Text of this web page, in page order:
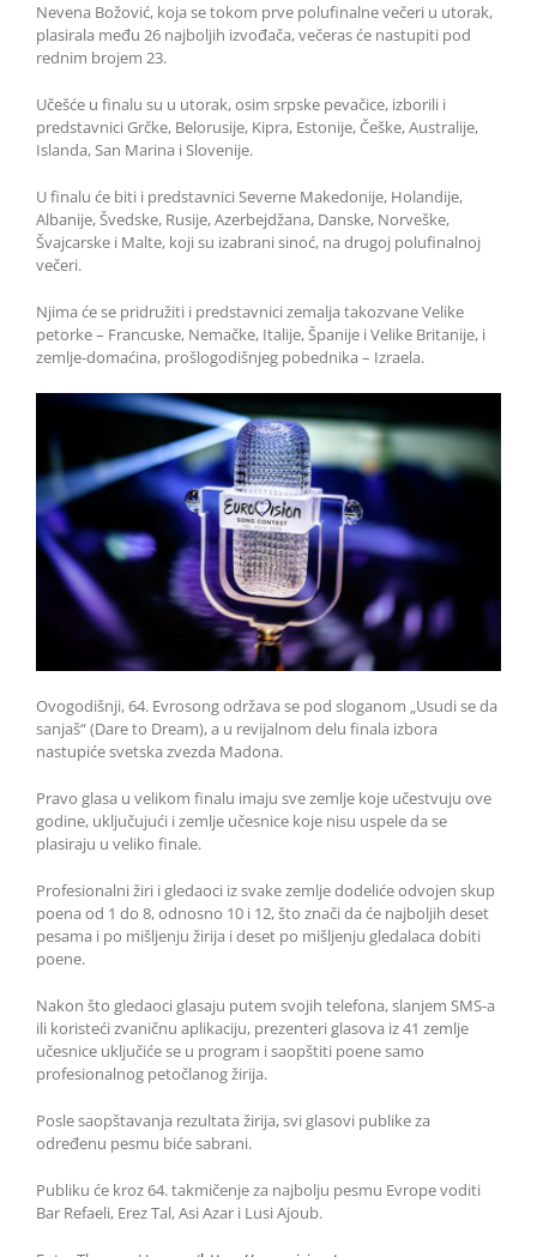
Nevena Božović, koja se tokom prve polufinalne večeri u utorak,
plasirala među 26 najboljih izvođača, večeras će nastupiti pod
rednim brojem 23.
Učešće u finalu su u utorak, osim srpske pevačice, izborili i
predstavnici Grčke, Belorusije, Kipra, Estonije, Češke, Australije,
Islanda, San Marina i Slovenije.
U finalu će biti i predstavnici Severne Makedonije, Holandije,
Albanije, Švedske, Rusije, Azerbejdžana, Danske, Norveške,
Švajcarske i Malte, koji su izabrani sinoć, na drugoj polufinalnoj
večeri.
Njima će se pridružiti i predstavnici zemalja takozvane Velike
petorke – Francuske, Nemačke, Italije, Španije i Velike Britanije, i
zemlje-domaćina, prošlogodišnjeg pobednika – Izraela.
Ovogodišnji, 64. Evrosong održava se pod sloganom „Usudi se da
sanjaš“ (Dare to Dream), a u revijalnom delu finala izbora
nastupiće svetska zvezda Madona.
Pravo glasa u velikom finalu imaju sve zemlje koje učestvuju ove
godine, uključujući i zemlje učesnice koje nisu uspele da se
plasiraju u veliko finale.
Profesionalni žiri i gledaoci iz svake zemlje dodeliće odvojen skup
poena od 1 do 8, odnosno 10 i 12, što znači da će najboljih deset
pesama i po mišljenju žirija i deset po mišljenju gledalaca dobiti
poene.
Nakon što gledaoci glasaju putem svojih telefona, slanjem SMS-a
ili koristeći zvaničnu aplikaciju, prezenteri glasova iz 41 zemlje
učesnice uključiće se u program i saopštiti poene samo
profesionalnog petočlanog žirija.
Posle saopštavanja rezultata žirija, svi glasovi publike za
određenu pesmu biće sabrani.
Publiku će kroz 64. takmičenje za najbolju pesmu Evrope voditi
Bar Refaeli, Erez Tal, Asi Azar i Lusi Ajoub.